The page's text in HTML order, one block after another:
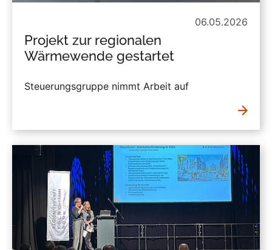
06.05.2026
Projekt zur regionalen
Wärmewende gestartet
Steuerungsgruppe nimmt Arbeit auf